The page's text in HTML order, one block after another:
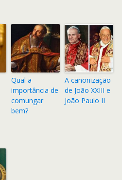
Qual a
importância de
comungar
bem?
A canonização
de João XXIII e
João Paulo II